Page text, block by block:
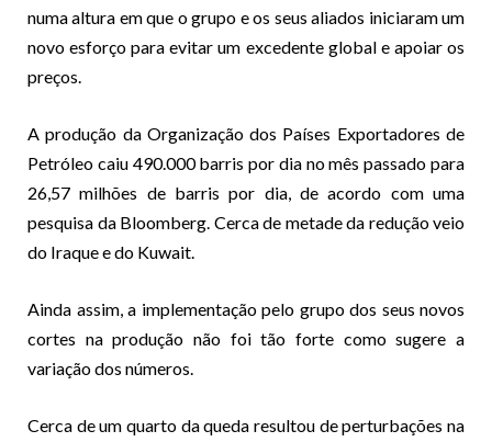
numa altura em que o grupo e os seus aliados iniciaram um
novo esforço para evitar um excedente global e apoiar os
preços.
A produção da Organização dos Países Exportadores de
Petróleo caiu 490.000 barris por dia no mês passado para
26,57 milhões de barris por dia, de acordo com uma
pesquisa da Bloomberg. Cerca de metade da redução veio
do Iraque e do Kuwait.
Ainda assim, a implementação pelo grupo dos seus novos
cortes na produção não foi tão forte como sugere a
variação dos números.
Cerca de um quarto da queda resultou de perturbações na